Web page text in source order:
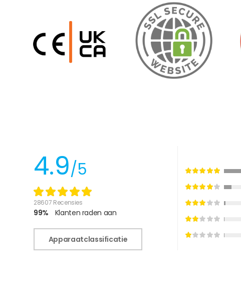
4.9/5
28607 Recensies
99% Klanten raden aan
Apparaatclassificatie